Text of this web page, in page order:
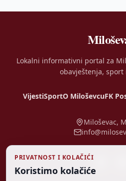
Lokalni informativni portal za
obavještenja, sport
VijestiSportO MiloševcuFK
Miloševac,
PRIVATNOST I KOLAČIĆI
Koristimo kolačiće